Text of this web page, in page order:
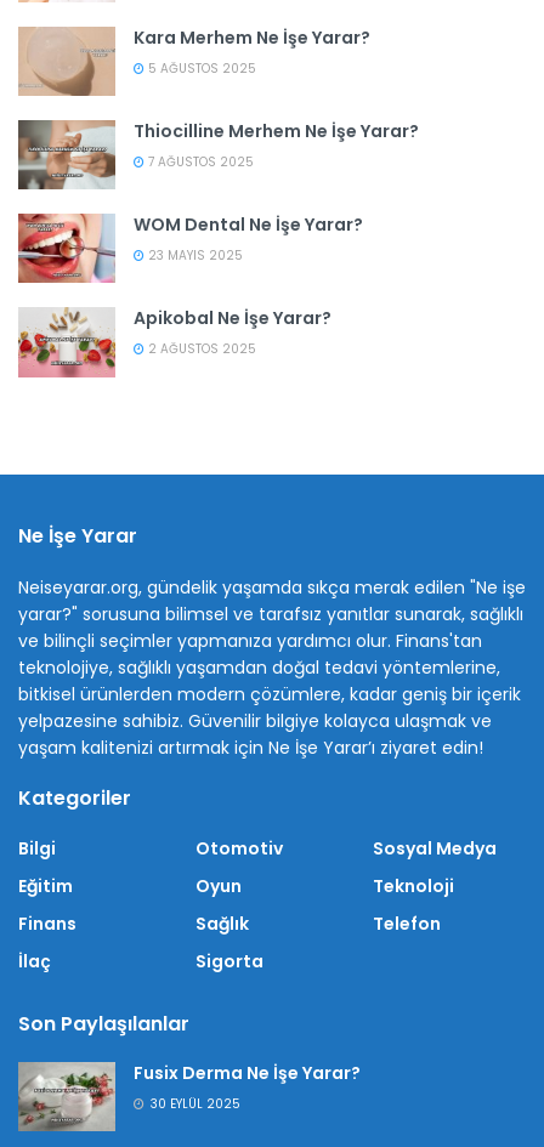
Kara Merhem Ne İşe Yarar?
5 AĞUSTOS 2025
Thiocilline Merhem Ne İşe Yarar?
7 AĞUSTOS 2025
WOM Dental Ne İşe Yarar?
23 MAYIS 2025
Apikobal Ne İşe Yarar?
2 AĞUSTOS 2025
Ne İşe Yarar
Neiseyarar.org, gündelik yaşamda sıkça merak edilen "Ne işe
yarar?" sorusuna bilimsel ve tarafsız yanıtlar sunarak, sağlıklı
ve bilinçli seçimler yapmanıza yardımcı olur. Finans'tan
teknolojiye, sağlıklı yaşamdan doğal tedavi yöntemlerine,
bitkisel ürünlerden modern çözümlere, kadar geniş bir içerik
yelpazesine sahibiz. Güvenilir bilgiye kolayca ulaşmak ve
yaşam kalitenizi artırmak için Ne İşe Yarar’ı ziyaret edin!
Kategoriler
Bilgi
Eğitim
Finans
İlaç
Otomotiv
Oyun
Sağlık
Sigorta
Sosyal Medya
Teknoloji
Telefon
Son Paylaşılanlar
Fusix Derma Ne İşe Yarar?
30 EYLÜL 2025